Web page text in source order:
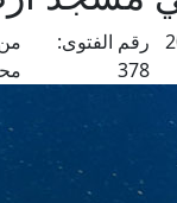
رقم الفتوى:
378